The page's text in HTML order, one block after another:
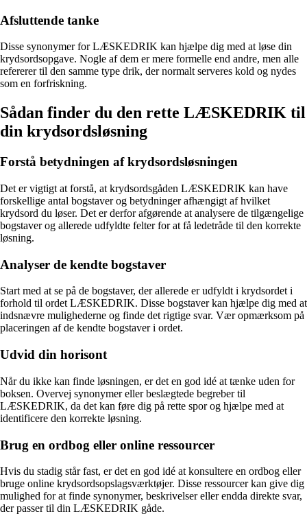
Afsluttende tanke
Disse synonymer for LÆSKEDRIK kan hjælpe dig med at løse din
krydsordsopgave. Nogle af dem er mere formelle end andre, men alle
refererer til den samme type drik, der normalt serveres kold og nydes
som en forfriskning.
Sådan finder du den rette LÆSKEDRIK til
din krydsordsløsning
Forstå betydningen af krydsordsløsningen
Det er vigtigt at forstå, at krydsordsgåden LÆSKEDRIK kan have
forskellige antal bogstaver og betydninger afhængigt af hvilket
krydsord du løser. Det er derfor afgørende at analysere de tilgængelige
bogstaver og allerede udfyldte felter for at få ledetråde til den korrekte
løsning.
Analyser de kendte bogstaver
Start med at se på de bogstaver, der allerede er udfyldt i krydsordet i
forhold til ordet LÆSKEDRIK. Disse bogstaver kan hjælpe dig med at
indsnævre mulighederne og finde det rigtige svar. Vær opmærksom på
placeringen af de kendte bogstaver i ordet.
Udvid din horisont
Når du ikke kan finde løsningen, er det en god idé at tænke uden for
boksen. Overvej synonymer eller beslægtede begreber til
LÆSKEDRIK, da det kan føre dig på rette spor og hjælpe med at
identificere den korrekte løsning.
Brug en ordbog eller online ressourcer
Hvis du stadig står fast, er det en god idé at konsultere en ordbog eller
bruge online krydsordsopslagsværktøjer. Disse ressourcer kan give dig
mulighed for at finde synonymer, beskrivelser eller endda direkte svar,
der passer til din LÆSKEDRIK gåde.